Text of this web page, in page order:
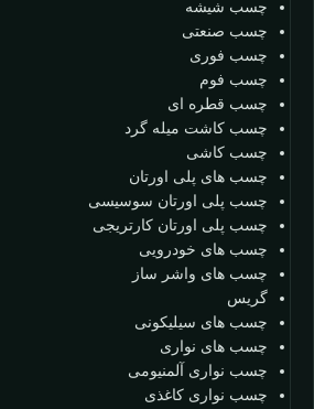
چسب شیشه
چسب صنعتی
چسب فوری
چسب فوم
چسب قطره ای
چسب کاشت میله گرد
چسب کاشی
چسب های پلی اورتان
چسب پلی اورتان سوسیسی
چسب پلی اورتان کارتریجی
چسب های خودرویی
چسب های واشر ساز
گریس
چسب های سیلیکونی
چسب های نواری
چسب نواری آلمنیومی
چسب نواری کاغذی